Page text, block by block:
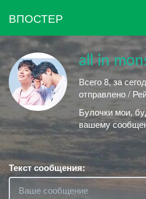
ВПОСТЕР
all in
Всего 8, за
отправлено /
Булочки мои,
вашему
Текст сообщения: